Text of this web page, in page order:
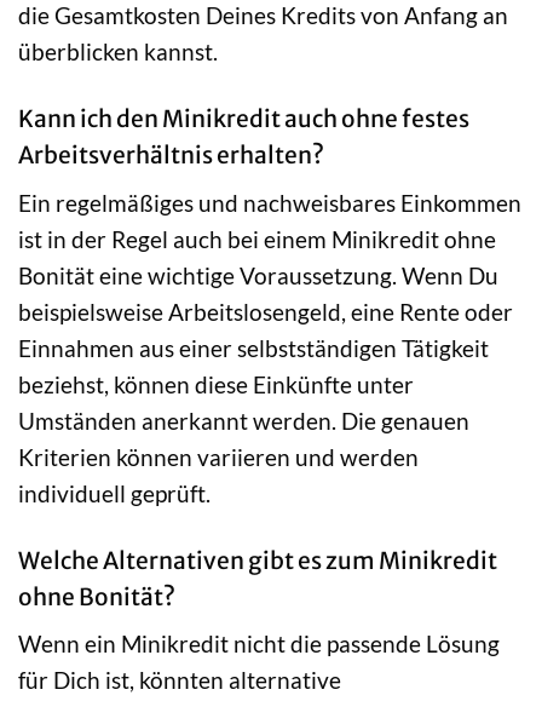
die Gesamtkosten Deines Kredits von Anfang an
überblicken kannst.
Kann ich den Minikredit auch ohne festes
Arbeitsverhältnis erhalten?
Ein regelmäßiges und nachweisbares Einkommen
ist in der Regel auch bei einem Minikredit ohne
Bonität eine wichtige Voraussetzung. Wenn Du
beispielsweise Arbeitslosengeld, eine Rente oder
Einnahmen aus einer selbstständigen Tätigkeit
beziehst, können diese Einkünfte unter
Umständen anerkannt werden. Die genauen
Kriterien können variieren und werden
individuell geprüft.
Welche Alternativen gibt es zum Minikredit
ohne Bonität?
Wenn ein Minikredit nicht die passende Lösung
für Dich ist, könnten alternative